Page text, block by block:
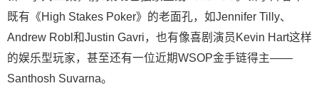
既有《High Stakes Poker》的老面孔，如Jennifer Tilly、
Andrew Robl和Justin Gavri，也有像喜剧演员Kevin Hart这样
的娱乐型玩家，甚至还有一位近期WSOP金手链得主——
Santhosh Suvarna。